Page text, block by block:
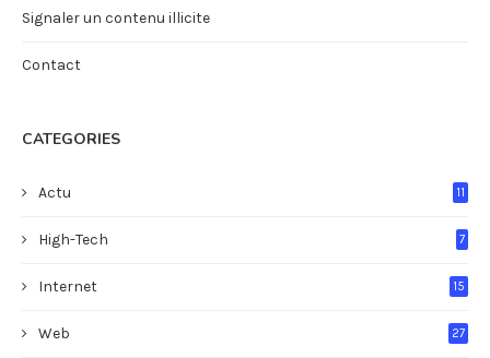
Signaler un contenu illicite
Contact
CATEGORIES
Actu 11
High-Tech 7
Internet 15
Web 27